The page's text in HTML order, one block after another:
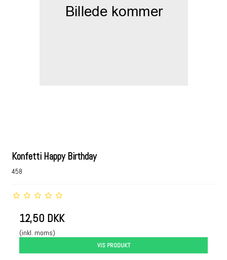
Konfetti Happy Birthday
458
12,50 DKK
(inkl. moms)
VIS PRODUKT